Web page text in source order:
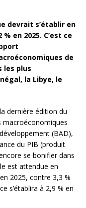
devrait s’établir en
en 2025. C’est ce
de
les plus
la Libye, le
dernière édition du
macroéconomiques
(BAD),
du PIB (produit
se bonifier dans
est attendue en
2025, contre 3,3 %
s’établira à 2,9 % en